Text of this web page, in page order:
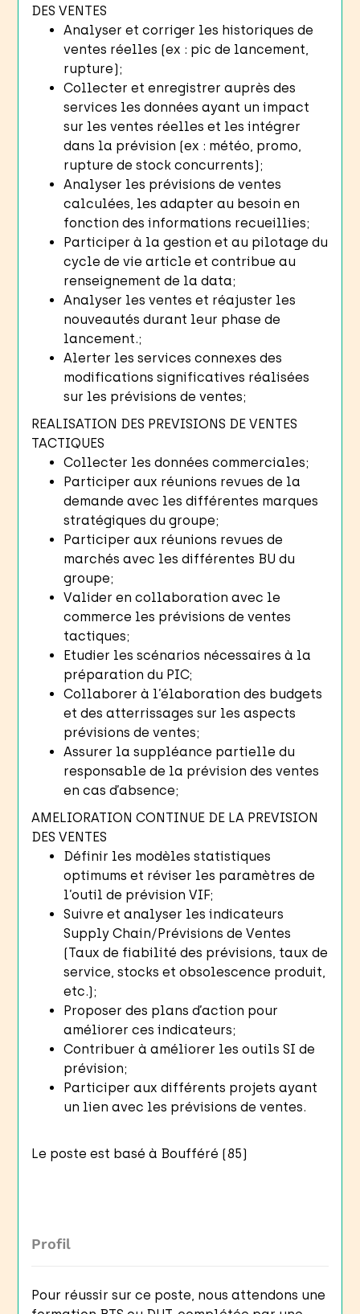
DES VENTES
Analyser et corriger les historiques de
ventes réelles (ex : pic de lancement,
rupture);
Collecter et enregistrer auprès des
services les données ayant un impact
sur les ventes réelles et les intégrer
dans la prévision (ex : météo, promo,
rupture de stock concurrents);
Analyser les prévisions de ventes
calculées, les adapter au besoin en
fonction des informations recueillies;
Participer à la gestion et au pilotage du
cycle de vie article et contribue au
renseignement de la data;
Analyser les ventes et réajuster les
nouveautés durant leur phase de
lancement.;
Alerter les services connexes des
modifications significatives réalisées
sur les prévisions de ventes;
REALISATION DES PREVISIONS DE VENTES
TACTIQUES
Collecter les données commerciales;
Participer aux réunions revues de la
demande avec les différentes marques
stratégiques du groupe;
Participer aux réunions revues de
marchés avec les différentes BU du
groupe;
Valider en collaboration avec le
commerce les prévisions de ventes
tactiques;
Etudier les scénarios nécessaires à la
préparation du PIC;
Collaborer à l’élaboration des budgets
et des atterrissages sur les aspects
prévisions de ventes;
Assurer la suppléance partielle du
responsable de la prévision des ventes
en cas d’absence;
AMELIORATION CONTINUE DE LA PREVISION
DES VENTES
Définir les modèles statistiques
optimums et réviser les paramètres de
l’outil de prévision VIF;
Suivre et analyser les indicateurs
Supply Chain/Prévisions de Ventes
(Taux de fiabilité des prévisions, taux de
service, stocks et obsolescence produit,
etc.);
Proposer des plans d’action pour
améliorer ces indicateurs;
Contribuer à améliorer les outils SI de
prévision;
Participer aux différents projets ayant
un lien avec les prévisions de ventes.
Le poste est basé à Boufféré (85)
Profil
Pour réussir sur ce poste, nous attendons une